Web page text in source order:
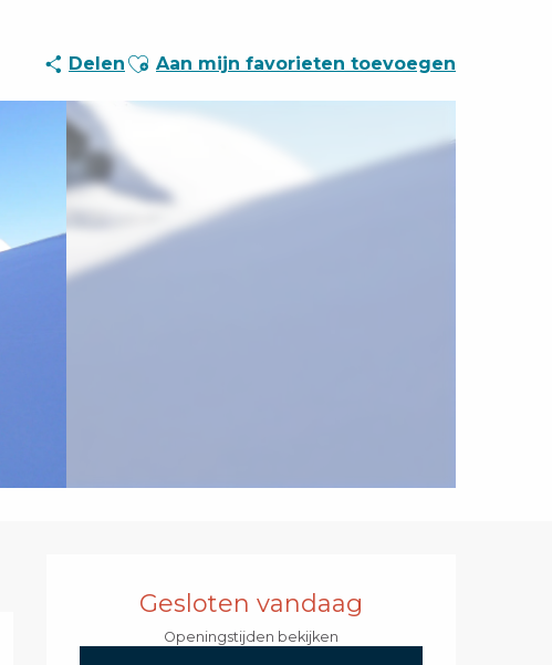
Delen Ajouter aux favoris
Aan mijn favorieten toevoegen
Openingstijden en
Gesloten vandaag
Openingstijden bekijken